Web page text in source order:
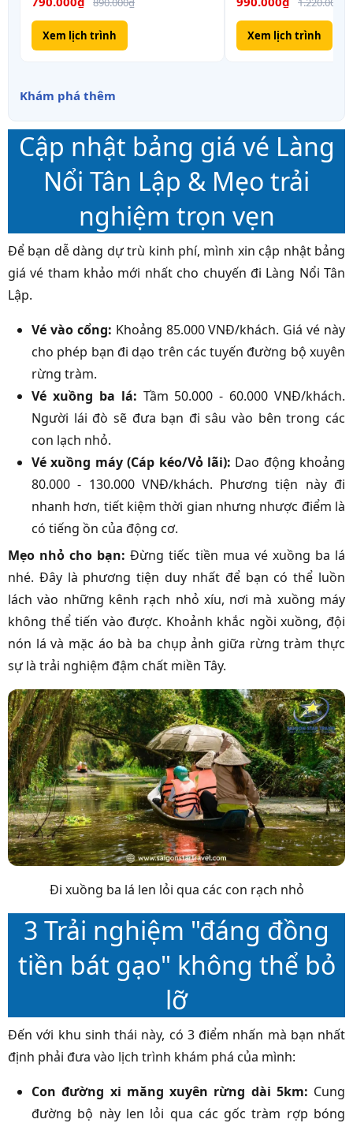
Xem lịch trình Xem lịch trình
Khám phá thêm
Cập nhật bảng giá vé Làng
Nổi Tân Lập & Mẹo trải
nghiệm trọn vẹn
Để bạn dễ dàng dự trù kinh phí, mình xin cập nhật bảng
giá vé tham khảo mới nhất cho chuyến đi Làng Nổi Tân
Lập.
Vé vào cổng: Khoảng 85.000 VNĐ/khách. Giá vé này
cho phép bạn đi dạo trên các tuyến đường bộ xuyên
rừng tràm.
Vé xuồng ba lá: Tầm 50.000 - 60.000 VNĐ/khách.
Người lái đò sẽ đưa bạn đi sâu vào bên trong các
con lạch nhỏ.
Vé xuồng máy (Cáp kéo/Vỏ lãi): Dao động khoảng
80.000 - 130.000 VNĐ/khách. Phương tiện này đi
nhanh hơn, tiết kiệm thời gian nhưng nhược điểm là
có tiếng ồn của động cơ.
Mẹo nhỏ cho bạn: Đừng tiếc tiền mua vé xuồng ba lá
nhé. Đây là phương tiện duy nhất để bạn có thể luồn
lách vào những kênh rạch nhỏ xíu, nơi mà xuồng máy
không thể tiến vào được. Khoảnh khắc ngồi xuồng, đội
nón lá và mặc áo bà ba chụp ảnh giữa rừng tràm thực
sự là trải nghiệm đậm chất miền Tây.
Đi xuồng ba lá len lỏi qua các con rạch nhỏ
3 Trải nghiệm "đáng đồng
tiền bát gạo" không thể bỏ
lỡ
Đến với khu sinh thái này, có 3 điểm nhấn mà bạn nhất
định phải đưa vào lịch trình khám phá của mình:
Con đường xi măng xuyên rừng dài 5km: Cung
đường bộ này len lỏi qua các gốc tràm rợp bóng